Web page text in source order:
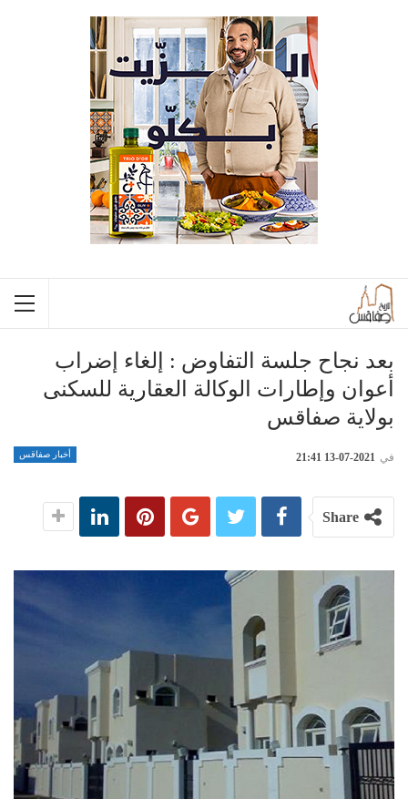
بعد نجاح جلسة التفاوض : إلغاء إضراب
أعوان وإطارات الوكالة العقارية للسكنى
بولاية صفاقس
أخبار صفاقس في 2021-07-13 21:41
Share